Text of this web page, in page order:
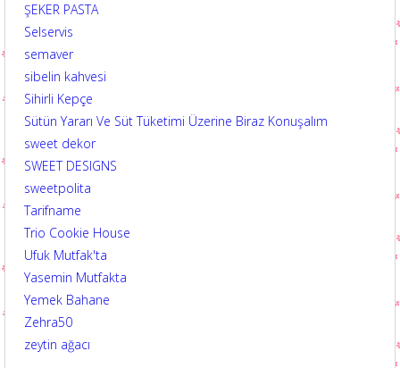
ŞEKER PASTA
Selservis
semaver
sibelin kahvesi
Sihirli Kepçe
Sütün Yararı Ve Süt Tüketimi Üzerine Biraz Konuşalım
sweet dekor
SWEET DESIGNS
sweetpolita
Tarifname
Trio Cookie House
Ufuk Mutfak'ta
Yasemin Mutfakta
Yemek Bahane
Zehra50
zeytin ağacı